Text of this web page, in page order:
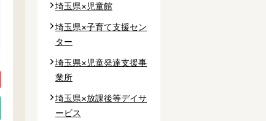
埼玉県×児童館
埼玉県×子育て支援セン
ター
埼玉県×児童発達支援事
業所
埼玉県×放課後等デイサ
ービス